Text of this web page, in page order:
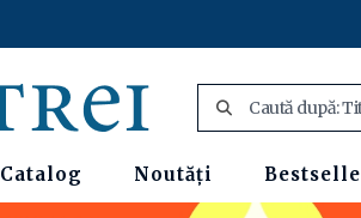
Catalog Noutăți